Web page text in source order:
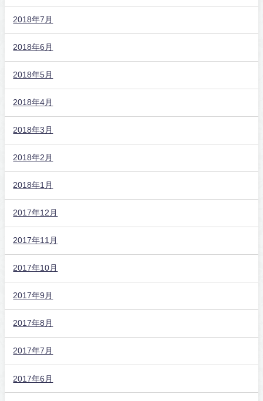
2018年7月
2018年6月
2018年5月
2018年4月
2018年3月
2018年2月
2018年1月
2017年12月
2017年11月
2017年10月
2017年9月
2017年8月
2017年7月
2017年6月